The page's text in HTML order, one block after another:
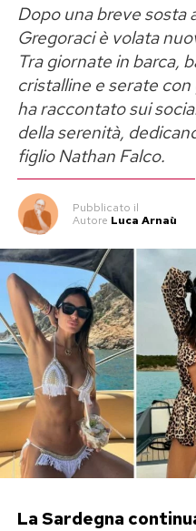
Dopo una breve sosta
Gregoraci è volata
Tra giornate in barca,
cristalline e serate
ha raccontato sui
della serenità,
figlio Nathan Falco.
Pubblicato il
Autore Luca Arnaù
La Sardegna